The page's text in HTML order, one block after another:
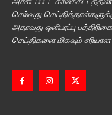
செல்வது
அதாவது ஒளிபரப்பு
செய்திகளை மிகவும்